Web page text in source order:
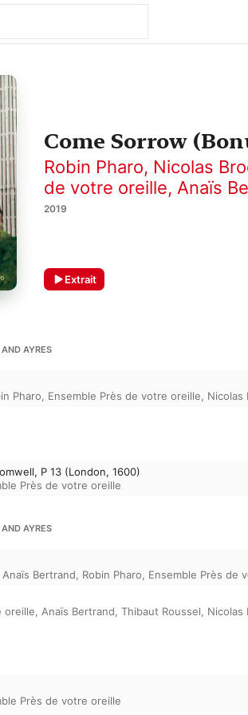
Come Sorrow
Robin Pharo, Nicolas
de votre oreille, Anaïs
2019
Extrait
AYRES
Pharo, Ensemble Près de votre oreille, Nicolas
P 13 (London, 1600)
Près de votre oreille
AYRES
Anaïs Bertrand, Robin Pharo, Ensemble Près de
oreille, Anaïs Bertrand, Thibaut Roussel, Nicolas
Près de votre oreille